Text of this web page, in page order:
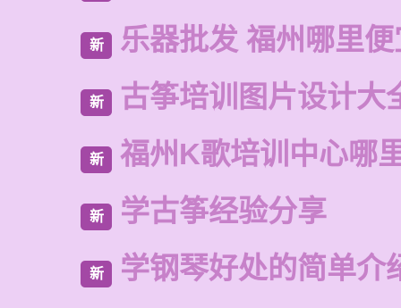
新 乐器批发 福州哪里
新 古筝培训图片设计大
新 福州K歌培训中心哪
新 学古筝经验分享
新 学钢琴好处的简单介